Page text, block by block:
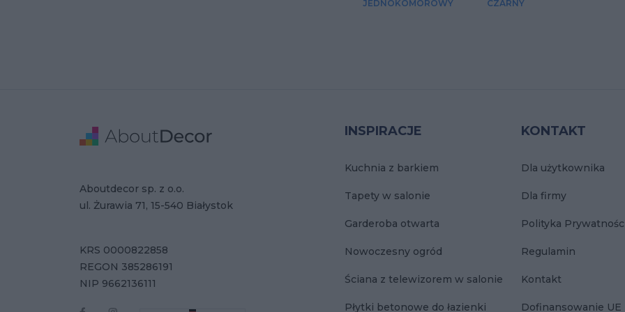
JEDNOKOMOROWY CZARNY
INSPIRACJE
Kuchnia z barkiem
Tapety w salonie
Garderoba otwarta
Nowoczesny ogród
Ściana z telewizorem w salonie
Płytki betonowe do łazienki
KONTAKT
Dla użytkownika
Dla firmy
Polityka
Regulamin
Kontakt
Dofinansowanie UE
Adres
Aboutdecor sp. z o.o.
ul. Żurawia 71, 15-540 Białystok
Dane Firmy
KRS 0000822858
REGON 385286191
NIP 9662136111